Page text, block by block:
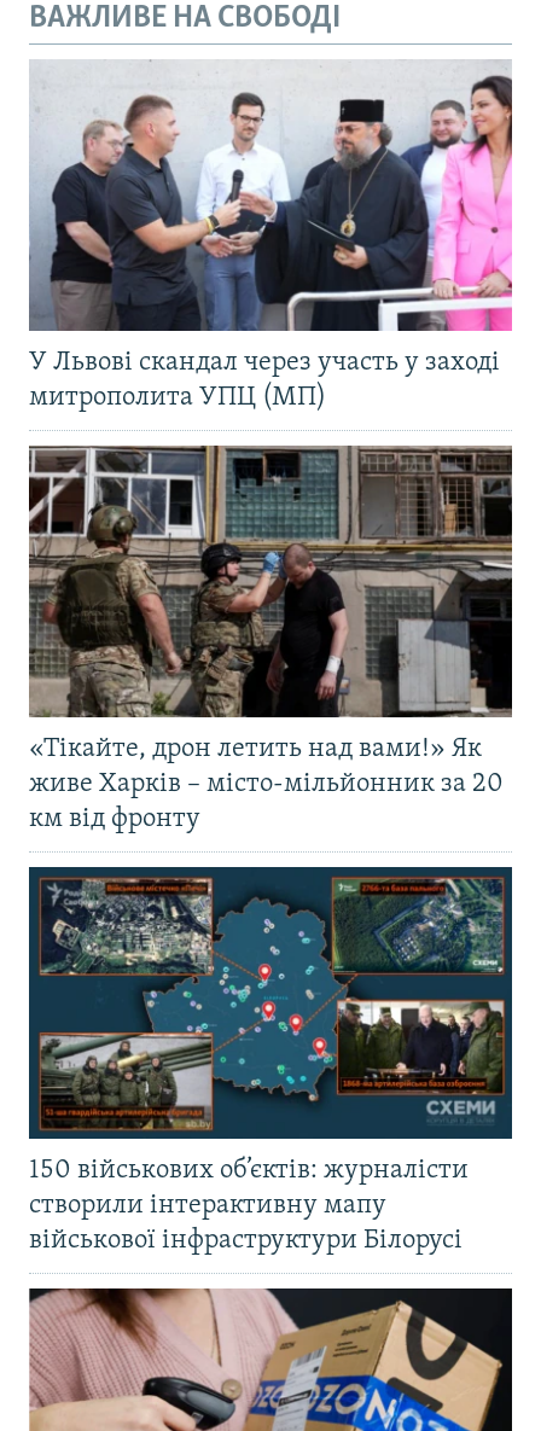
ВАЖЛИВЕ НА СВОБОДІ
У Львові скандал через участь у заході
митрополита УПЦ (МП)
«Тікайте, дрон летить над вами!» Як
живе Харків – місто-мільйонник за 20
км від фронту
150 військових об’єктів: журналісти
створили інтерактивну мапу
військової інфраструктури Білорусі